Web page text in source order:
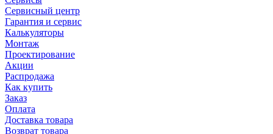
Сервисный центр
Гарантия и сервис
Калькуляторы
Монтаж
Проектирование
Акции
Распродажа
Как купить
Заказ
Оплата
Доставка товара
Возврат товара